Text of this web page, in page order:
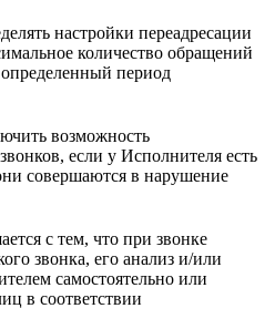
настройки переадресации
количество обращений
период
возможность
если у Исполнителя есть
совершаются в нарушение
с тем, что при звонке
звонка, его анализ и/или
самостоятельно или
в соответствии